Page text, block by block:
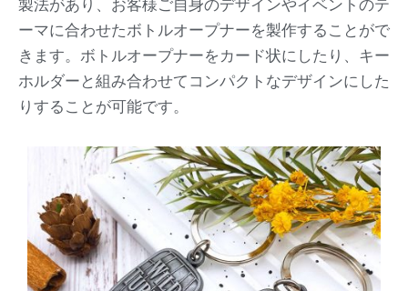
製法があり、お客様ご自身のデザインやイベントのテ
ーマに合わせたボトルオープナーを製作することがで
きます。ボトルオープナーをカード状にしたり、キー
ホルダーと組み合わせてコンパクトなデザインにした
りすることが可能です。